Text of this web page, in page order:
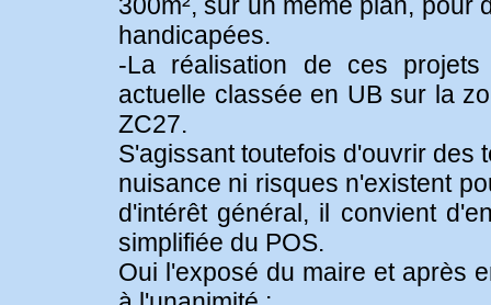
handicapées.
-La réalisation de ces
actuelle classée en UB sur la
ZC27.
S'agissant toutefois d'ouvrir des
nuisance ni risques n'existent
d'intérêt général, il convient
simplifiée du POS.
Oui l'exposé du maire et après